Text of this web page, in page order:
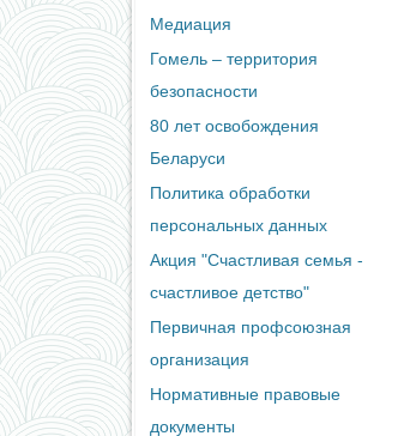
Медиация
Гомель – территория
безопасности
80 лет освобождения
Беларуси
Политика обработки
персональных данных
Акция "Счастливая семья -
счастливое детство"
Первичная профсоюзная
организация
Нормативные правовые
документы